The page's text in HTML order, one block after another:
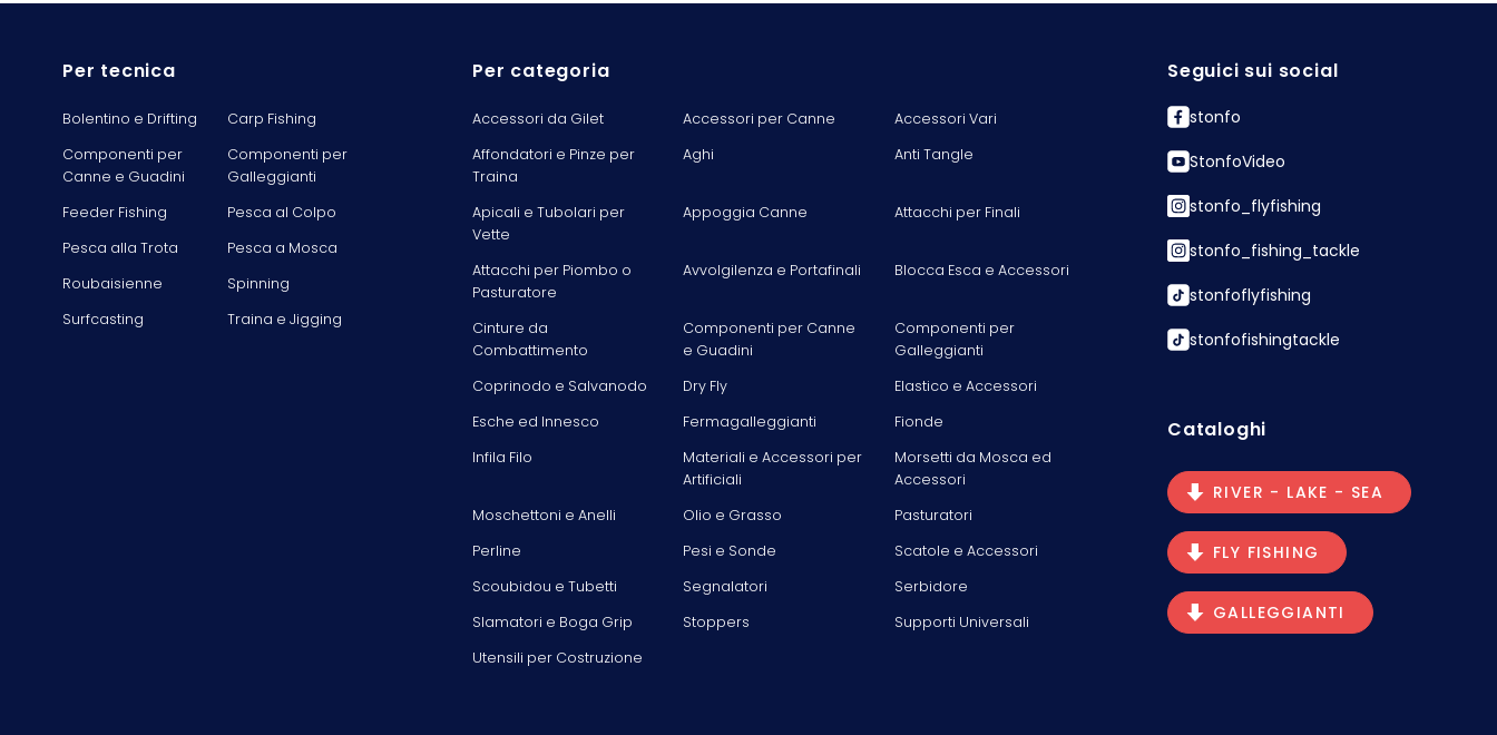
Per tecnica
Bolentino e Drifting
Carp Fishing
Componenti per
Canne e Guadini
Componenti per
Galleggianti
Feeder Fishing
Pesca al Colpo
Pesca alla Trota
Pesca a Mosca
Roubaisienne
Spinning
Surfcasting
Traina e Jigging
Per categoria
Accessori da Gilet Accessori per Canne
Accessori Vari
Affondatori e Pinze per
Traina
Aghi Anti Tangle
Apicali e Tubolari per
Vette
Appoggia Canne Attacchi per Finali
Attacchi per Piombo o
Pasturatore
Avvolgilenza e Portafinali Blocca Esca e Accessori
Cinture da
Combattimento
Componenti per Canne
e Guadini
Componenti per
Galleggianti
Coprinodo e Salvanodo
Dry Fly
Elastico e Accessori
Esche ed Innesco
Fermagalleggianti
Fionde
Infila Filo
Materiali e Accessori per
Artificiali
Morsetti da Mosca ed
Accessori
Moschettoni e Anelli
Olio e Grasso
Pasturatori
Perline
Pesi e Sonde
Scatole e Accessori
Scoubidou e Tubetti
Segnalatori
Serbidore
Slamatori e Boga Grip
Stoppers
Supporti Universali
Utensili per Costruzione
Seguici sui social
stonfo
StonfoVideo
stonfo_flyfishing
stonfo_fishing_tackle
stonfoflyfishing
stonfofishingtackle
Cataloghi
RIVER - LAKE - SEA
FLY FISHING
GALLEGGIANTI